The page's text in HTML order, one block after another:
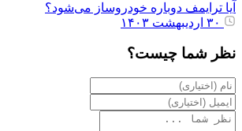
آیا ترایمف دوباره خودروساز می‌شود؟
نظر شما چیست؟